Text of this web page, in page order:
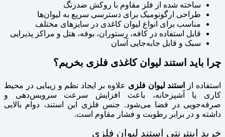
ساخته شده از فلز مقاوم با روکش ضدزنگ
طراحی ارگونومیک برای دسترسی سریع به لیوان‌ها
مناسب برای انواع لیوان کاغذی در سایزهای مختلف
قابل استفاده در کافه، رستوران، بوفه، هتل و مراکز پذیرایی
سبک و قابل جابه‌جایی آسان
چرا باید استند لیوان کاغذی فلزی بخریم؟
استفاده از استند لیوان فلزی علاوه بر ایجاد نظم و زیبایی در محیط
کاری یا آشپزخانه، باعث افزایش سرعت سرویس‌دهی و
صرفه‌جویی در فضا می‌شود. جنس فلزی این استند، دوام بالایی
داشته و در برابر رطوبت و فشار مقاوم است.
خرید اینترنتی استند لیوان فلزی